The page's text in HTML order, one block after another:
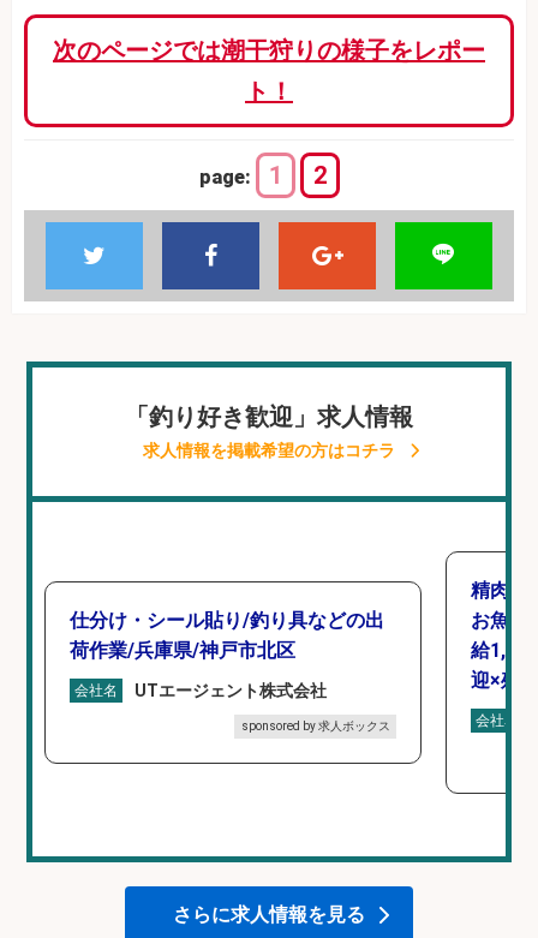
次のページでは潮干狩りの様子をレポー
ト！
page: 1 2
「釣り好き歓迎」求人情報
求人情報を掲載希望の方はコチラ
仕分け・シール貼り/釣り具などの出
荷作業/兵庫県/神戸市北区
会社名 UTエージェント株式会社
sponsored by 求人ボックス
精肉・
お魚の
給
迎×残
会社名
さらに求人情報を見る